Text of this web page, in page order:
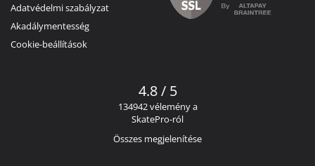
Adatvédelmi szabályzat
Akadálymentesség
Cookie-beállítások
4.8 / 5
134942 vélemény a
SkatePro-ról
Összes megjelenítése